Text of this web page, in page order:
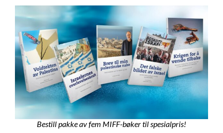
Bestill pakke av fem MIFF-bøker til spesialpris!